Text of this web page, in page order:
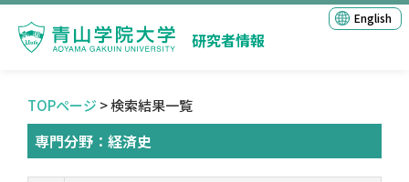
研究者情報
English
TOPページ > 検索結果一覧
専門分野：経済史